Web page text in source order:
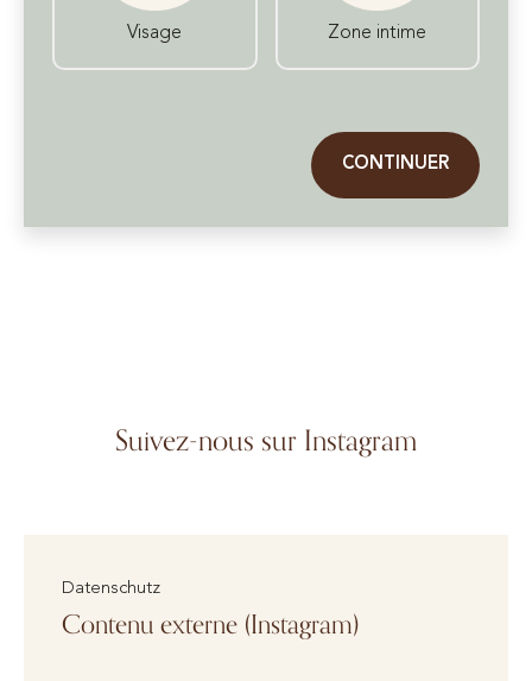
Visage Zone intime
CONTINUER
Suivez-nous sur Instagram
Datenschutz
Contenu externe (Instagram)